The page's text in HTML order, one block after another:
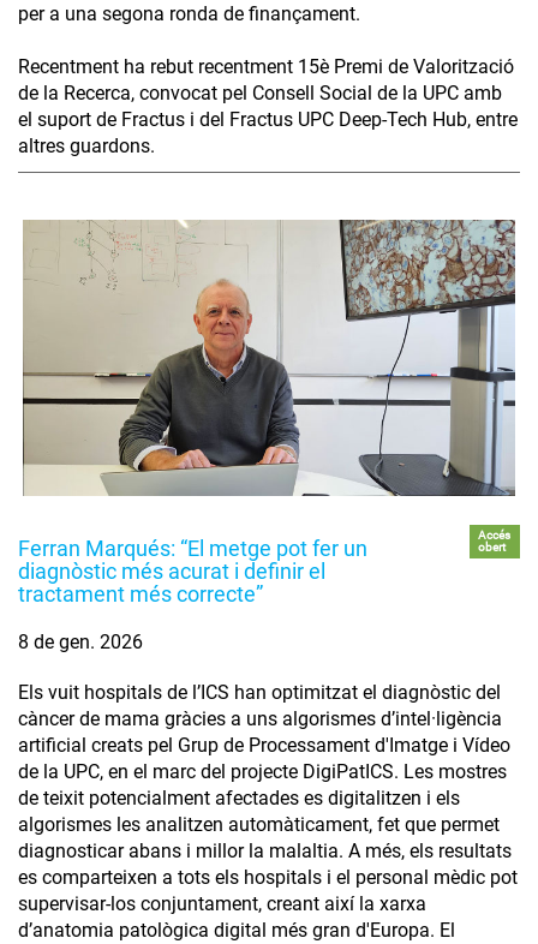
per a una segona ronda de finançament.
Recentment ha rebut recentment 15è Premi de Valorització
de la Recerca, convocat pel Consell Social de la UPC amb
el suport de Fractus i del Fractus UPC Deep-Tech Hub, entre
altres guardons.
Ferran Marqués: “El metge pot fer un
diagnòstic més acurat i definir el
tractament més correcte”
Accés
obert
8 de gen. 2026
Els vuit hospitals de l’ICS han optimitzat el diagnòstic del
càncer de mama gràcies a uns algorismes d’intel·ligència
artificial creats pel Grup de Processament d'Imatge i Vídeo
de la UPC, en el marc del projecte DigiPatICS. Les mostres
de teixit potencialment afectades es digitalitzen i els
algorismes les analitzen automàticament, fet que permet
diagnosticar abans i millor la malaltia. A més, els resultats
es comparteixen a tots els hospitals i el personal mèdic pot
supervisar-los conjuntament, creant així la xarxa
d’anatomia patològica digital més gran d'Europa. El